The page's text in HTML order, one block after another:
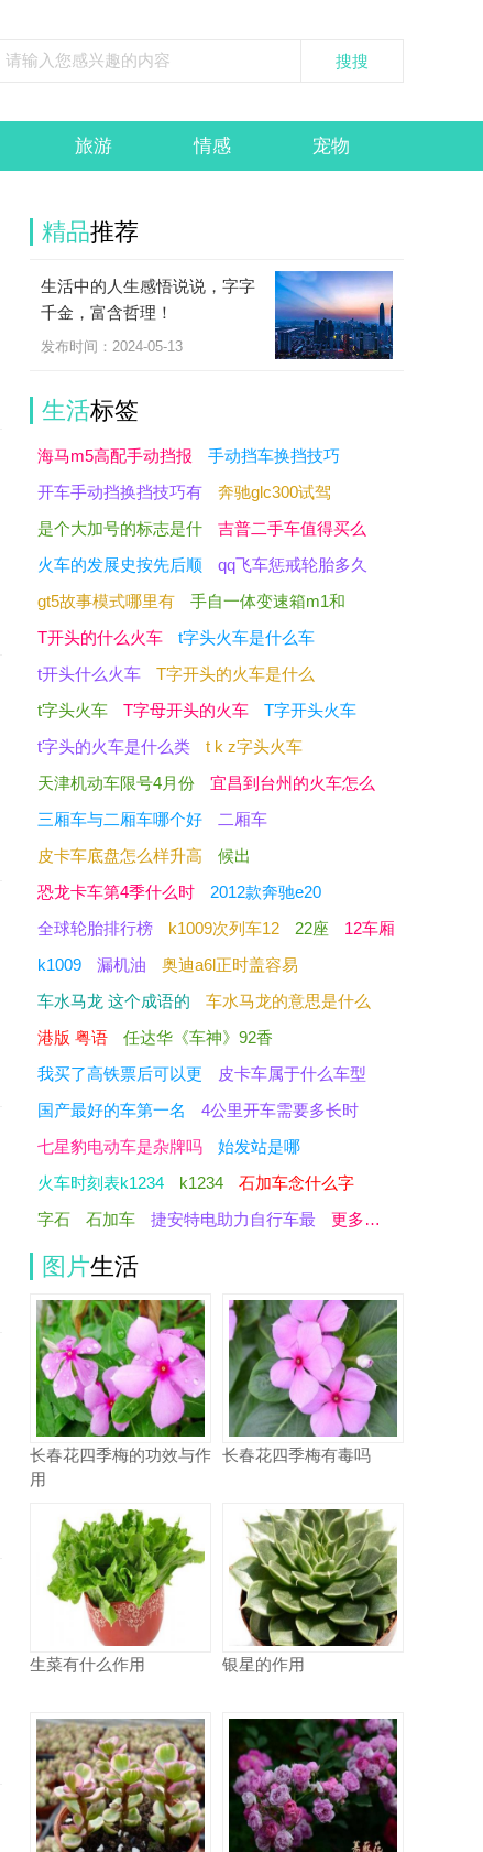
旅游 情感 宠物
精品推荐
生活中的人生感悟说说，字字
千金，富含哲理！
发布时间：2024-05-13
生活标签
海马m5高配手动挡报
手动挡车换挡技巧
开车手动挡换挡技巧有
奔驰glc300试驾
是个大加号的标志是什
吉普二手车值得买么
火车的发展史按先后顺
qq飞车惩戒轮胎多久
gt5故事模式哪里有
手自一体变速箱m1和
T开头的什么火车
t字头火车是什么车
t开头什么火车
T字开头的火车是什么
t字头火车
T字母开头的火车
T字开头火车
t字头的火车是什么类
t k z字头火车
天津机动车限号4月份
宜昌到台州的火车怎么
三厢车与二厢车哪个好
二厢车
皮卡车底盘怎么样升高
候出
恐龙卡车第4季什么时
2012款奔驰e20
全球轮胎排行榜
k1009次列车12 22座
12车厢
k1009
漏机油
奥迪a6l正时盖容易
车水马龙 这个成语的
车水马龙的意思是什么
港版 粤语
任达华《车神》92香
我买了高铁票后可以更
皮卡车属于什么车型
国产最好的车第一名
4公里开车需要多长时
七星豹电动车是杂牌吗
始发站是哪
火车时刻表k1234
k1234
石加车念什么字
字石
石加车 捷安特电助力自行车最 更多…
图片生活
长春花四季梅的功效与作
用
长春花四季梅有毒吗
生菜有什么作用 银星的作用